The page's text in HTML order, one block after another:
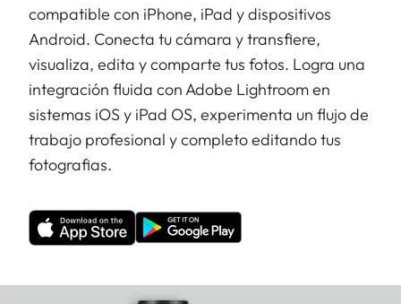
compatible con iPhone, iPad y dispositivos
Android. Conecta tu cámara y transfiere,
visualiza, edita y comparte tus fotos. Logra una
integración fluida con Adobe Lightroom en
sistemas iOS y iPad OS, experimenta un flujo de
trabajo profesional y completo editando tus
fotografias.